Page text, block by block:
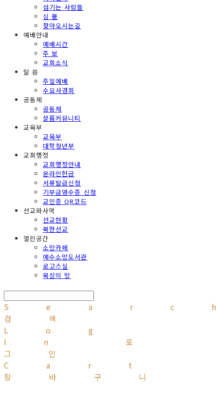
섬기는 사람들
심 볼
찾아오시는길
예배안내
예배시간
주 보
교회소식
말 씀
주일예배
수요사경회
공동체
공동체
샬롬커뮤니티
교육부
교육부
대학청년부
교회행정
교회행정안내
온라인헌금
서류발급신청
기부금영수증 신청
교인증 QR코드
선교와사역
선교현황
북한선교
열린공간
소망카페
예수소망도서관
로고스실
묵상의 방
검색
Log
In
로
그인
Cart
장바구니